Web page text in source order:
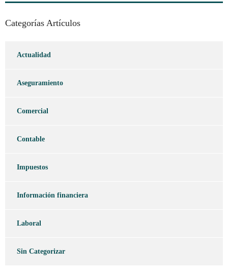
Categorías Artículos
Actualidad
Aseguramiento
Comercial
Contable
Impuestos
Información financiera
Laboral
Sin Categorizar